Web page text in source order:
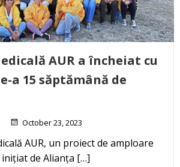
AUR a încheiat cu
a 15 săptămână de
October 23, 2023
AUR, un proiect de amploare
inițiat de Alianța […]